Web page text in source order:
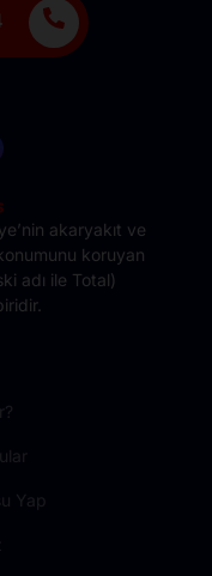
akaryakıt ve
koruyan
adı ile Total)
Yap